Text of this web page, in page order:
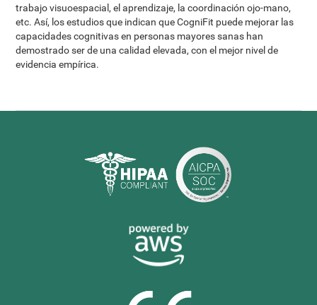
trabajo visuoespacial, el aprendizaje, la coordinación ojo-mano,
etc. Así, los estudios que indican que CogniFit puede mejorar las
capacidades cognitivas en personas mayores sanas han
demostrado ser de una calidad elevada, con el mejor nivel de
evidencia empírica.